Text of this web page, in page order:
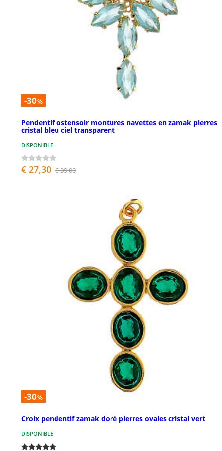
-30%
Pendentif ostensoir montures navettes en zamak pierres
cristal bleu ciel transparent
DISPONIBLE
€ 27,30 € 39,00
-30%
Croix pendentif zamak doré pierres ovales cristal vert
DISPONIBLE